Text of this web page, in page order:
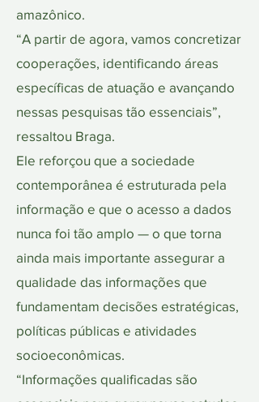
amazônico.
“A partir de agora, vamos concretizar
cooperações, identificando áreas
específicas de atuação e avançando
nessas pesquisas tão essenciais”,
ressaltou Braga.
Ele reforçou que a sociedade
contemporânea é estruturada pela
informação e que o acesso a dados
nunca foi tão amplo — o que torna
ainda mais importante assegurar a
qualidade das informações que
fundamentam decisões estratégicas,
políticas públicas e atividades
socioeconômicas.
“Informações qualificadas são